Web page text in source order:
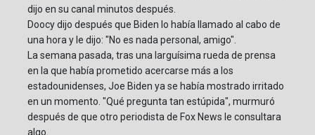
dijo en su canal minutos después.
Doocy dijo después que Biden lo había llamado al cabo de
una hora y le dijo: "No es nada personal, amigo".
La semana pasada, tras una larguísima rueda de prensa
en la que había prometido acercarse más a los
estadounidenses, Joe Biden ya se había mostrado irritado
en un momento. "Qué pregunta tan estúpida", murmuró
después de que otro periodista de Fox News le consultara
algo.